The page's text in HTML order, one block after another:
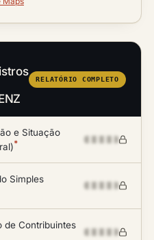
RELATÓRIO COMPLETO
e Situação
*
Simples
de Contribuintes